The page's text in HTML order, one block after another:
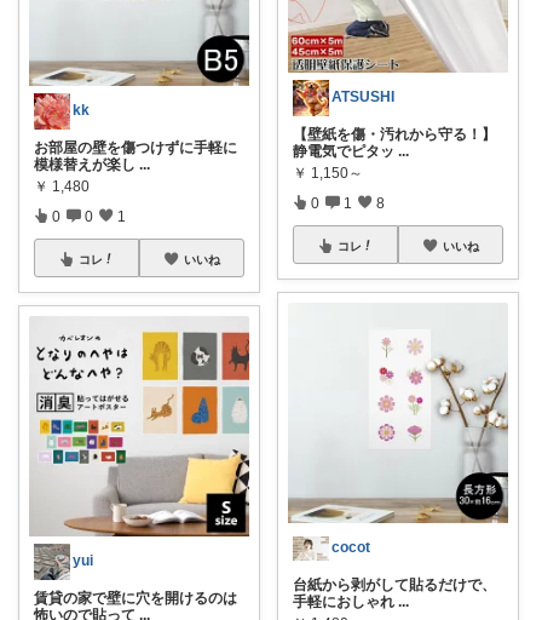
kk
お部屋の壁を傷つけずに手軽に
模様替えが楽し ...
￥ 1,480
0 0 1
コレ いいね
yui
賃貸の家で壁に穴を開けるのは
怖いので貼って ...
ATSUSHI
【壁紙を傷・汚れから守る！】
静電気でピタッ ...
￥ 1,150～
0 1 8
コレ いいね
cocot
台紙から剥がして貼るだけで、
手軽におしゃれ ...